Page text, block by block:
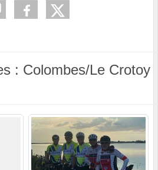
: Colombes/Le Crotoy